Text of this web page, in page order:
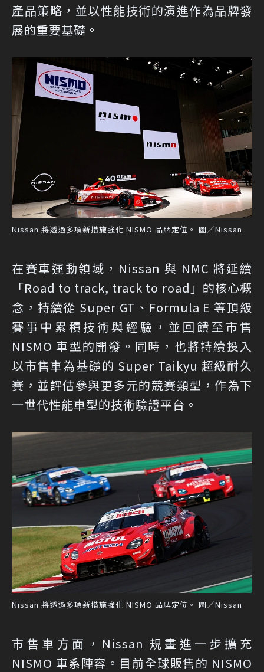
產品策略，並以性能技術的演進作為品牌發
展的重要基礎。
Nissan 將透過多項新措施強化 NISMO 品牌定位。 圖／Nissan
在賽車運動領域，Nissan 與 NMC 將延續
「Road to track, track to road」的核心概
念，持續從 Super GT、Formula E 等頂級
賽事中累積技術與經驗，並回饋至市售
NISMO 車型的開發。同時，也將持續投入
以市售車為基礎的 Super Taikyu 超級耐久
賽，並評估參與更多元的競賽類型，作為下
一世代性能車型的技術驗證平台。
Nissan 將透過多項新措施強化 NISMO 品牌定位。 圖／Nissan
市售車方面，Nissan 規畫進一步擴充
NISMO 車系陣容。目前全球販售的 NISMO